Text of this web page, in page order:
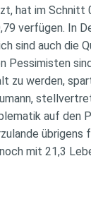
hat im Schnitt
verfügen. In
sind auch die
Pessimisten
zu werden,
auf den
übrigens
mit 21,3